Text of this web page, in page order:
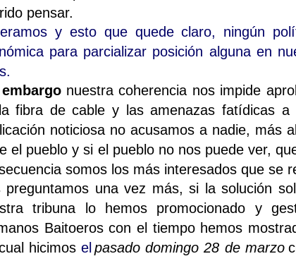
pensar.
y esto que quede claro, ningún
para parcializar posición alguna en
nuestra coherencia nos impide
fibra de cable y las amenazas fatídicas
noticiosa no acusamos a nadie, más
el pueblo y si el pueblo no nos puede ver,
somos los más interesados que se
preguntamos una vez más, si la solución
tribuna lo hemos promocionado y
Baitoeros con el tiempo hemos
hicimoselpasado domingo 28 de marzo